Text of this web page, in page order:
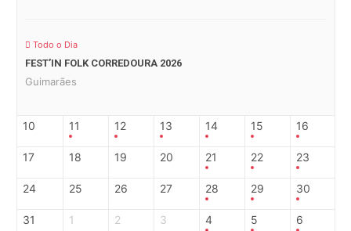
Todo o Dia
FEST’IN FOLK CORREDOURA 2026
Guimarães
10 11 12 13 14 15 16
17 18 19 20 21 22 23
24 25 26 27 28 29 30
31 1 2 3 4 5 6